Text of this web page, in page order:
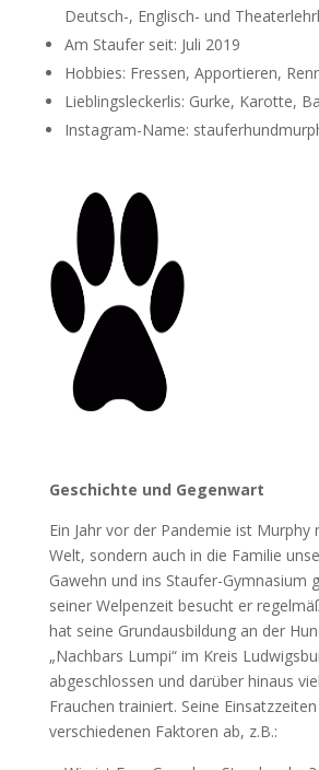
Deutsch-, Englisch- und
Am Staufer seit: Juli 2019
Hobbies: Fressen, Apportieren,
Lieblingsleckerlis: Gurke, Karotte,
Instagram-Name:
Geschichte und Gegenwart
Ein Jahr vor der Pandemie ist Murphy
Welt, sondern auch in die Familie
Gawehn und ins Staufer-Gymnasium
seiner Welpenzeit besucht er
hat seine Grundausbildung an der
„Nachbars Lumpi“ im Kreis
abgeschlossen und darüber hinaus
Frauchen trainiert. Seine
verschiedenen Faktoren ab, z.B.: